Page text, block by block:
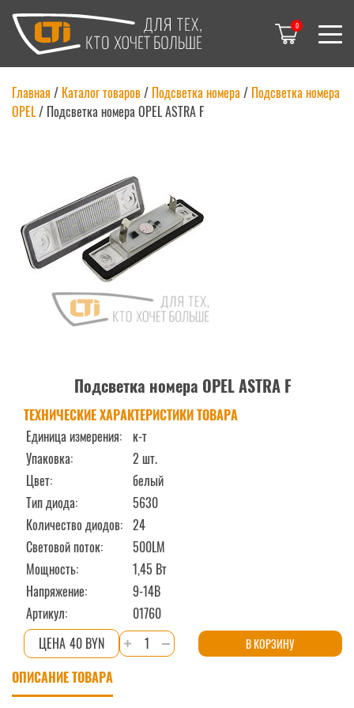
0
Главная / Каталог товаров/ Подсветка номера/ Подсветка номера
OPEL/ Подсветка номера OPEL ASTRA F
Подсветка номера OPEL ASTRA F
ТЕХНИЧЕСКИЕ ХАРАКТЕРИСТИКИ ТОВАРА
Единица измерения: к-т
Упаковка:
2 шт.
Цвет:
белый
Тип диода:
5630
Количество диодов: 24
Световой поток:
500LM
Мощность:
1,45 Вт
Напряжение:
9-14В
Артикул:
01760
40 BYN
Количество
товара
В КОРЗИНУ
ОПИСАНИЕ ТОВАРА